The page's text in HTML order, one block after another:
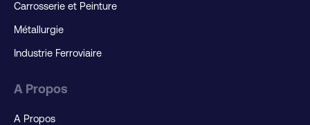
Carrosserie et Peinture
Métallurgie
Industrie Ferroviaire
A Propos
A Propos